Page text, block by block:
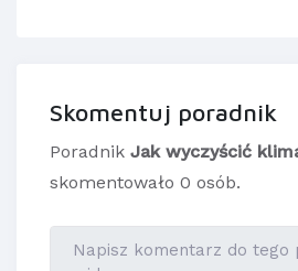
Skomentuj poradnik
Poradnik Jak wyczyścić
skomentowało 0 osób.